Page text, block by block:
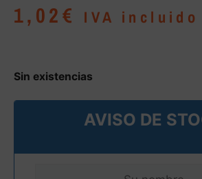
1,02€ IVA incluido
Sin existencias
AVISO DE